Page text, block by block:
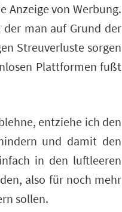
Anzeige von Werbung.
man auf Grund der
Streuverluste sorgen
Plattformen fußt
entziehe ich den
und damit den
in den luftleeren
also für noch mehr
sollen.